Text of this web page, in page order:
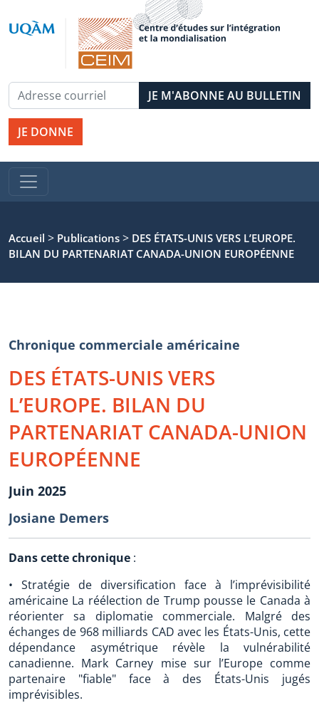
JE DONNE
Accueil > Publications > DES ÉTATS-UNIS VERS L’EUROPE.
BILAN DU PARTENARIAT CANADA-UNION EUROPÉENNE
Chronique commerciale américaine
DES ÉTATS-UNIS VERS
L’EUROPE. BILAN DU
PARTENARIAT CANADA-UNION
EUROPÉENNE
Juin 2025
Josiane Demers
Dans cette chronique :
• Stratégie de diversification face à l’imprévisibilité
américaine La réélection de Trump pousse le Canada à
réorienter sa diplomatie commerciale. Malgré des
échanges de 968 milliards CAD avec les États-Unis, cette
dépendance asymétrique révèle la vulnérabilité
canadienne. Mark Carney mise sur l’Europe comme
partenaire "fiable" face à des États-Unis jugés
imprévisibles.